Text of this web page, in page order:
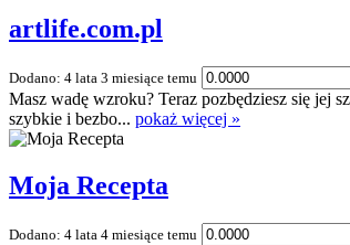
artlife.com.pl
Dodano: 4 lata 3 miesiące temu
Masz wadę wzroku? Teraz pozbędziesz się jej
szybkie i bezbo... pokaż więcej »
Moja Recepta
Dodano: 4 lata 4 miesiące temu